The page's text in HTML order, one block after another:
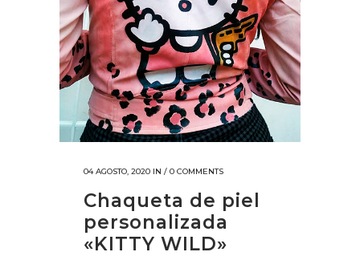
04 AGOSTO, 2020 IN / 0 COMMENTS
Chaqueta de piel
personalizada
«KITTY WILD»